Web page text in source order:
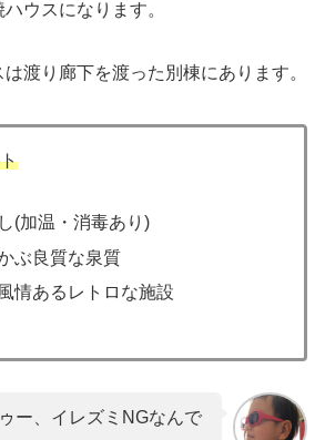
ウスになります。
渡り廊下を渡った別棟にあります。
(加温・消毒あり)
ぶ良質な泉質
情あるレトロな施設
ー、イレズミNGなんで